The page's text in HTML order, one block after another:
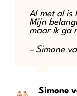
Al met al is
Mijn
maar ik ga
– Simone
Simone